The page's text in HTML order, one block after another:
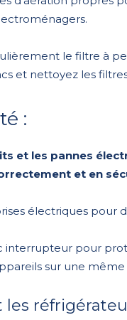
le filtre à
et nettoyez les
:
et les pannes
et en
électriques pour
interrupteur pour
sur une